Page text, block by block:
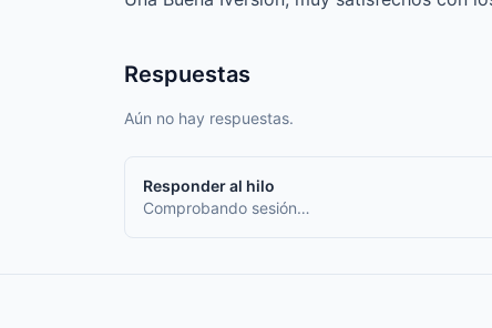
Respuestas
Aún no hay respuestas.
Responder al hilo
Comprobando sesión…